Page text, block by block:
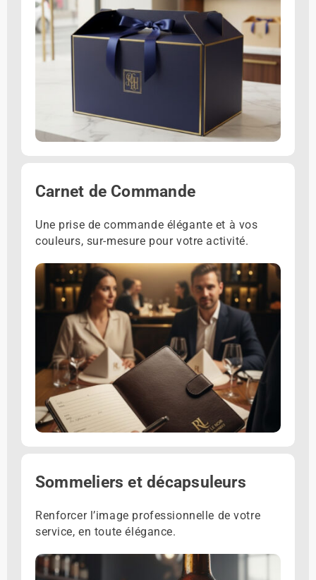
Carnet de Commande
Une prise de commande élégante et à vos
couleurs, sur-mesure pour votre activité.
Sommeliers et décapsuleurs
Renforcer l’image professionnelle de votre
service, en toute élégance.